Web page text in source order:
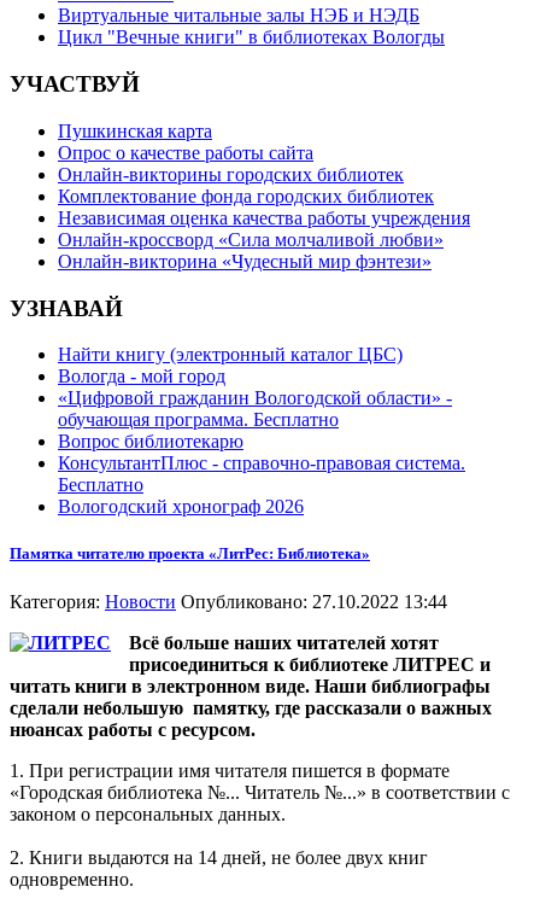
Виртуальные читальные залы НЭБ и НЭДБ
Цикл "Вечные книги" в библиотеках Вологды
УЧАСТВУЙ
Пушкинская карта
Опрос о качестве работы сайта
Онлайн-викторины городских библиотек
Комплектование фонда городских библиотек
Независимая оценка качества работы учреждения
Онлайн-кроссворд «Сила молчаливой любви»
Онлайн-викторина «Чудесный мир фэнтези»
УЗНАВАЙ
Найти книгу (электронный каталог ЦБС)
Вологда - мой город
«Цифровой гражданин Вологодской области» -
обучающая программа. Бесплатно
Вопрос библиотекарю
КонсультантПлюс - справочно-правовая система.
Бесплатно
Вологодский хронограф 2026
Памятка читателю проекта «ЛитРес: Библиотека»
Категория: Новости Опубликовано: 27.10.2022 13:44
Всё больше наших читателей хотят
присоединиться к библиотеке ЛИТРЕС и
читать книги в электронном виде. Наши библиографы
сделали небольшую памятку, где рассказали о важных
нюансах работы с ресурсом.
1. При регистрации имя читателя пишется в формате
«Городская библиотека №... Читатель №...» в соответствии с
законом о персональных данных.
2. Книги выдаются на 14 дней, не более двух книг
одновременно.